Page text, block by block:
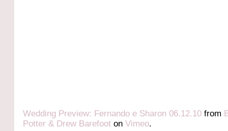
Wedding Preview: Fernando e Sharon 06.12.10 from
Potter & Drew Barefoot onVimeo.